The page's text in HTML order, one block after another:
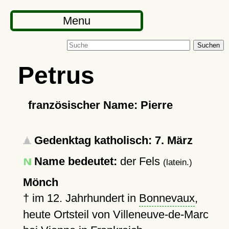
Menu
Suchen
Petrus
französischer Name: Pierre
Gedenktag katholisch: 7. März
Name bedeutet: der Fels (latein.)
Mönch
† im 12. Jahrhundert in Bonnevaux,
heute Ortsteil von Villeneuve-de-Marc